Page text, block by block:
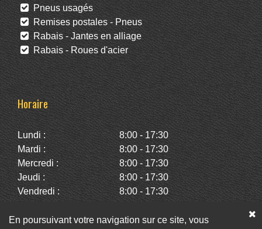
Pneus usagés
Remises postales - Pneus
Rabais - Jantes en alliage
Rabais - Roues d'acier
Horaire
Lundi :
8:00 - 17:30
Mardi :
8:00 - 17:30
Mercredi :
8:00 - 17:30
Jeudi :
8:00 - 17:30
Vendredi :
8:00 - 17:30
Dimanche :
Fermé
En poursuivant votre navigation sur ce site, vous